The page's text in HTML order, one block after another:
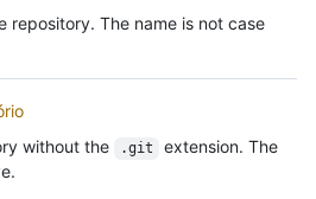
repository. The name is not case
without the
.git
extension. The